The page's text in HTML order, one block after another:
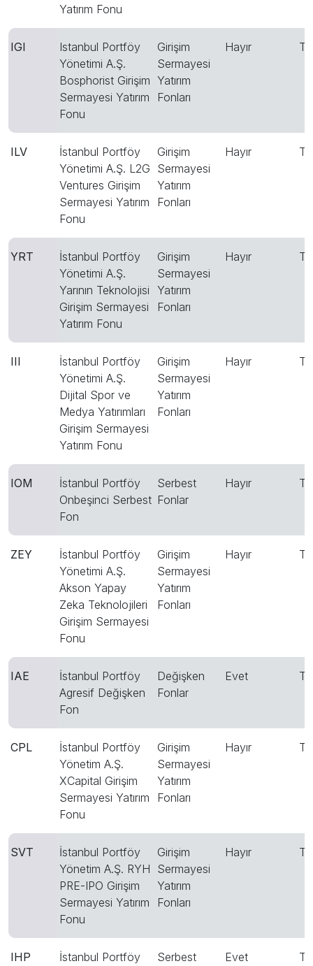
Yatırım Fonu
IGI
Istanbul Portföy
Yönetimi A.Ş.
Bosphorist Girişim
Sermayesi Yatırım
Fonu
Girişim
Sermayesi
Yatırım
Fonları
Hayır
ILV
İstanbul Portföy
Yönetimi A.Ş. L2G
Ventures Girişim
Sermayesi Yatırım
Fonu
Girişim
Sermayesi
Yatırım
Fonları
Hayır
YRT
İstanbul Portföy
Yönetimi A.Ş.
Yarının Teknolojisi
Girişim Sermayesi
Yatırım Fonu
Girişim
Sermayesi
Yatırım
Fonları
Hayır
III
İstanbul Portföy
Yönetimi A.Ş.
Dijital Spor ve
Medya Yatırımları
Girişim Sermayesi
Yatırım Fonu
Girişim
Sermayesi
Yatırım
Fonları
Hayır
IOM
İstanbul Portföy
Onbeşinci Serbest
Fon
Serbest
Fonlar
Hayır
ZEY
İstanbul Portföy
Yönetimi A.Ş.
Akson Yapay
Zeka Teknolojileri
Girişim Sermayesi
Fonu
Girişim
Sermayesi
Yatırım
Fonları
Hayır
IAE
İstanbul Portföy
Agresif Değişken
Fon
Değişken
Fonlar
Evet
CPL
İstanbul Portföy
Yönetim A.Ş.
XCapital Girişim
Sermayesi Yatırım
Fonu
Girişim
Sermayesi
Yatırım
Fonları
Hayır
SVT
İstanbul Portföy
Yönetim A.Ş. RYH
PRE-IPO Girişim
Sermayesi Yatırım
Fonu
Girişim
Sermayesi
Yatırım
Fonları
Hayır
IHP
İstanbul Portföy
Serbest
Evet